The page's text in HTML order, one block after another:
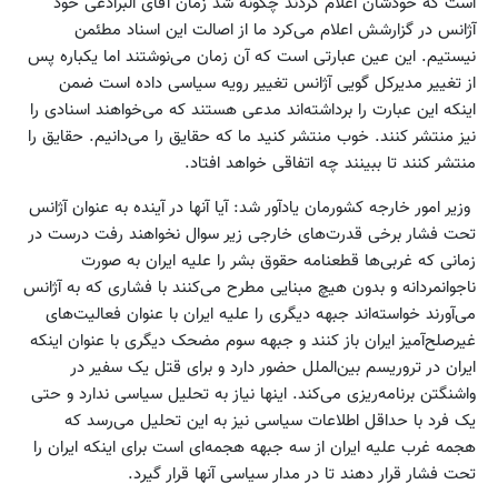
آژانس در گزارشش اعلام می‌کرد ما از اصالت این اسناد مطئمن
نیستیم. این عین عبارتی است که آن زمان می‌نوشتند اما یکباره پس
از تغییر مدیرکل گویی آژانس تغییر رویه سیاسی داده است ضمن
اینکه این عبارت را برداشته‌اند مدعی هستند که می‌خواهند اسنادی را
نیز منتشر کنند. خوب منتشر کنید ما که حقایق را می‌دانیم. حقایق را
منتشر کنند تا ببینند چه اتفاقی خواهد افتاد.
وزیر امور خارجه کشورمان یادآور شد: آیا آنها در آینده به عنوان آژانس
تحت فشار برخی قدرت‌های خارجی زیر سوال نخواهند رفت درست در
زمانی که غربی‌ها قطعنامه‌ حقوق بشر را علیه ایران به صورت
ناجوانمردانه و بدون هیچ مبنایی مطرح می‌کنند با فشاری که به آژانس
می‌آورند خواسته‌اند جبهه دیگری را علیه ایران با عنوان فعالیت‌های
غیرصلح‌آمیز ایران باز کنند و جبهه سوم مضحک دیگری با عنوان اینکه
ایران در تروریسم بین‌الملل حضور دارد و برای قتل یک سفیر در
واشنگتن برنامه‌ریزی می‌کند. اینها نیاز به تحلیل سیاسی ندارد و حتی
یک فرد با حداقل اطلاعات سیاسی نیز به این تحلیل می‌رسد که
هجمه غرب علیه ایران از سه جبهه هجمه‌ای است برای اینکه ایران را
تحت فشار قرار دهند تا در مدار سیاسی آنها قرار گیرد.